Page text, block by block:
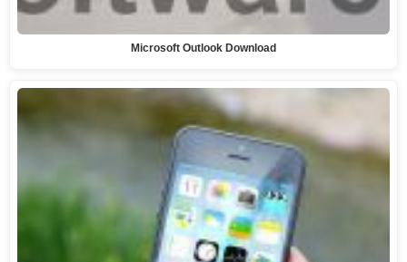
Microsoft Outlook Download